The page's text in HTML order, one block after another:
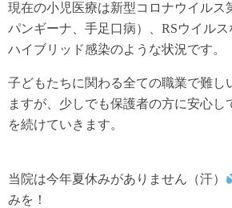
現在の小児医療は新型コロナウイルス
パンギーナ、手足口病）、RSウイル
ハイブリッド感染のような状況です。
子どもたちに関わる全ての職業で難し
ますが、少しでも保護者の方に安心し
を続けていきます。
当院は今年夏休みがありません（汗）
みを！